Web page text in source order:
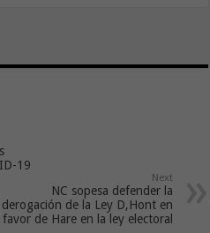
19
Next
NC sopesa defender la
derogación de la Ley D,Hont en
favor de Hare en la ley electoral